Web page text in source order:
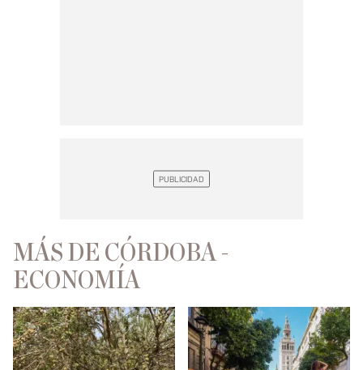
MÁS DE CÓRDOBA -
ECONOMÍA